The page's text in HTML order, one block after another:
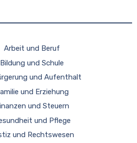
Arbeit und Beruf
Bildung und Schule
und Aufenthalt
und Erziehung
und Steuern
und Pflege
und Rechtswesen